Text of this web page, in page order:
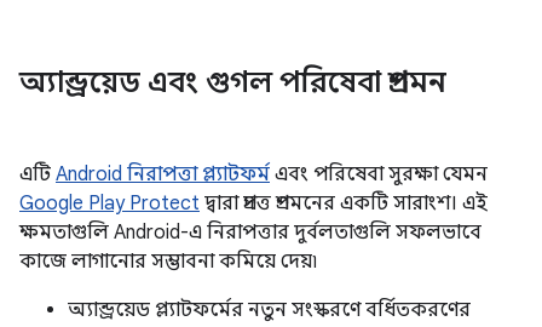
অ্যান্ড্রয়েড এবং গুগল পরিষেবা প্রশমন
এটি Android নিরাপত্তা প্ল্যাটফর্ম এবং পরিষেবা সুরক্ষা যেমন
Google Play Protect দ্বারা প্রদত্ত প্রশমনের একটি সারাংশ। এই
ক্ষমতাগুলি Android-এ নিরাপত্তার দুর্বলতাগুলি সফলভাবে
কাজে লাগানোর সম্ভাবনা কমিয়ে দেয়৷
অ্যান্ড্রয়েড প্ল্যাটফর্মের নতুন সংস্করণে বর্ধিতকরণের